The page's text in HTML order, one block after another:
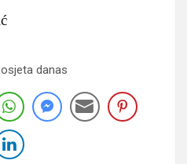
danas